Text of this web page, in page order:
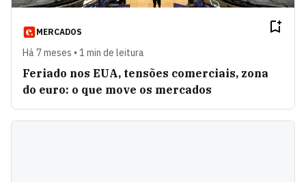
MERCADOS
Há 7 meses • 1 min de leitura
Feriado nos EUA, tensões comerciais, zona
do euro: o que move os mercados